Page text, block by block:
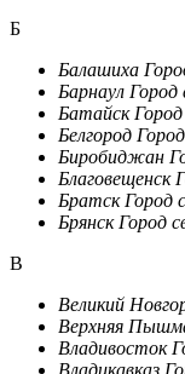
Б
Балашиха
Барнаул Город
Батайск
Белгород
Биробиджан
Благовещенск
Братск Город
Брянск Город
В
Великий
Верхняя
Владивосток